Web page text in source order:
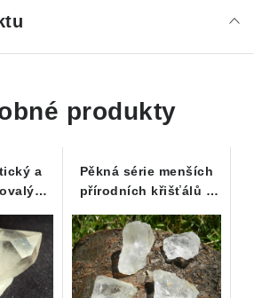
produkty
a
Pěkná série menších
přírodních křišťálů s
Vysočiny